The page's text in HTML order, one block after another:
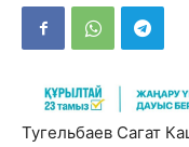
Тугельбаев Сагат